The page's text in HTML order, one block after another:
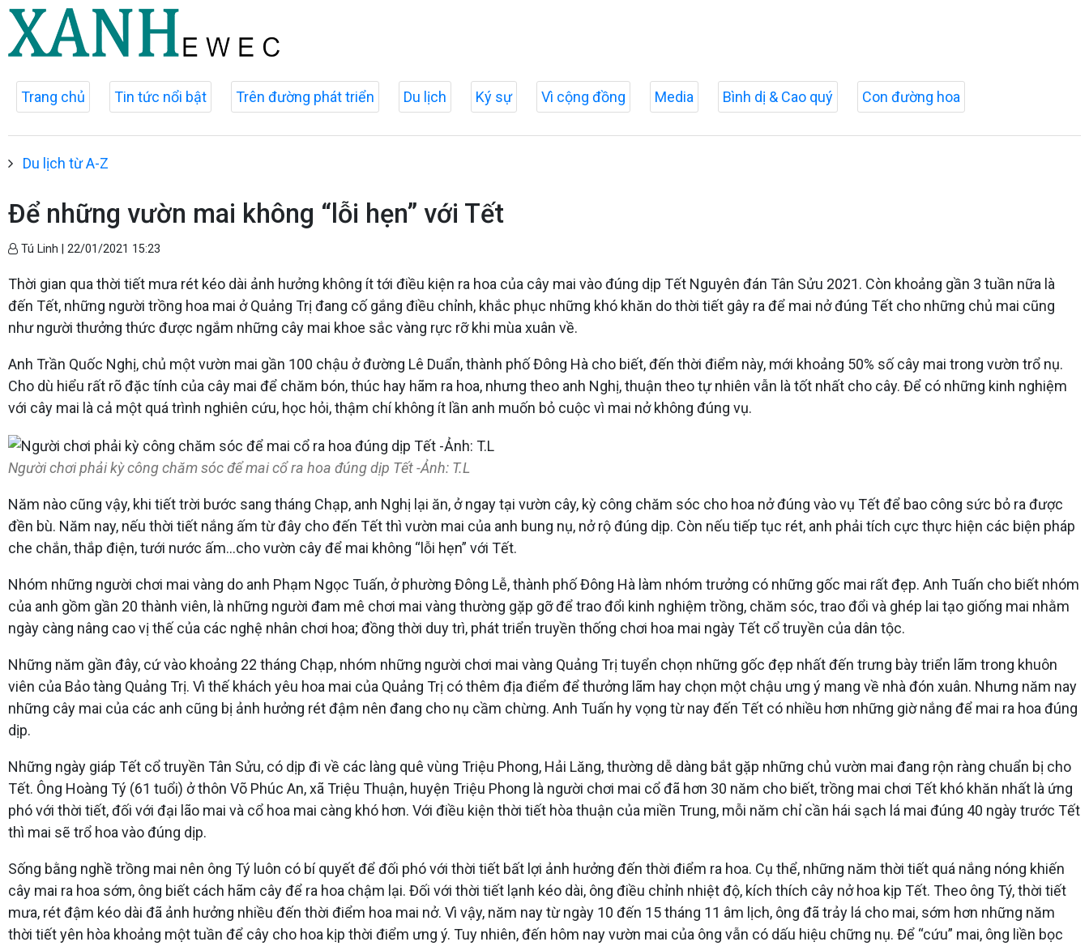
Trang chủ Tin tức nổi bật Trên đường phát triển Du lịch Ký sự Vì cộng đồng Media Bình dị & Cao quý Con đường hoa
Du lịch từ A-Z
Để những vườn mai không “lỗi hẹn” với Tết
Tú Linh | 22/01/2021 15:23
Thời gian qua thời tiết mưa rét kéo dài ảnh hưởng không ít tới điều kiện ra hoa của cây mai vào đúng dịp Tết Nguyên đán Tân Sửu 2021. Còn khoảng gần 3 tuần nữa là
đến Tết, những người trồng hoa mai ở Quảng Trị đang cố gắng điều chỉnh, khắc phục những khó khăn do thời tiết gây ra để mai nở đúng Tết cho những chủ mai cũng
như người thưởng thức được ngắm những cây mai khoe sắc vàng rực rỡ khi mùa xuân về.
Anh Trần Quốc Nghị, chủ một vườn mai gần 100 chậu ở đường Lê Duẩn, thành phố Đông Hà cho biết, đến thời điểm này, mới khoảng 50% số cây mai trong vườn trổ nụ.
Cho dù hiểu rất rõ đặc tính của cây mai để chăm bón, thúc hay hãm ra hoa, nhưng theo anh Nghị, thuận theo tự nhiên vẫn là tốt nhất cho cây. Để có những kinh nghiệm
với cây mai là cả một quá trình nghiên cứu, học hỏi, thậm chí không ít lần anh muốn bỏ cuộc vì mai nở không đúng vụ.
Người chơi phải kỳ công chăm sóc để mai cổ ra hoa đúng dịp Tết -Ảnh: T.L​
Năm nào cũng vậy, khi tiết trời bước sang tháng Chạp, anh Nghị lại ăn, ở ngay tại vườn cây, kỳ công chăm sóc cho hoa nở đúng vào vụ Tết để bao công sức bỏ ra được
đền bù. Năm nay, nếu thời tiết nắng ấm từ đây cho đến Tết thì vườn mai của anh bung nụ, nở rộ đúng dịp. Còn nếu tiếp tục rét, anh phải tích cực thực hiện các biện pháp
che chắn, thắp điện, tưới nước ấm…cho vườn cây để mai không “lỗi hẹn” với Tết.
Nhóm những người chơi mai vàng do anh Phạm Ngọc Tuấn, ở phường Đông Lễ, thành phố Đông Hà làm nhóm trưởng có những gốc mai rất đẹp. Anh Tuấn cho biết nhóm
của anh gồm gần 20 thành viên, là những người đam mê chơi mai vàng thường gặp gỡ để trao đổi kinh nghiệm trồng, chăm sóc, trao đổi và ghép lai tạo giống mai nhằm
ngày càng nâng cao vị thế của các nghệ nhân chơi hoa; đồng thời duy trì, phát triển truyền thống chơi hoa mai ngày Tết cổ truyền của dân tộc.
Những năm gần đây, cứ vào khoảng 22 tháng Chạp, nhóm những người chơi mai vàng Quảng Trị tuyển chọn những gốc đẹp nhất đến trưng bày triển lãm trong khuôn
viên của Bảo tàng Quảng Trị. Vì thế khách yêu hoa mai của Quảng Trị có thêm địa điểm để thưởng lãm hay chọn một chậu ưng ý mang về nhà đón xuân. Nhưng năm nay
những cây mai của các anh cũng bị ảnh hưởng rét đậm nên đang cho nụ cầm chừng. Anh Tuấn hy vọng từ nay đến Tết có nhiều hơn những giờ nắng để mai ra hoa đúng
dịp.
Những ngày giáp Tết cổ truyền Tân Sửu, có dịp đi về các làng quê vùng Triệu Phong, Hải Lăng, thường dễ dàng bắt gặp những chủ vườn mai đang rộn ràng chuẩn bị cho
Tết. Ông Hoàng Tý (61 tuổi) ở thôn Võ Phúc An, xã Triệu Thuận, huyện Triệu Phong là người chơi mai cổ đã hơn 30 năm cho biết, trồng mai chơi Tết khó khăn nhất là ứng
phó với thời tiết, đối với đại lão mai và cổ hoa mai càng khó hơn. Với điều kiện thời tiết hòa thuận của miền Trung, mỗi năm chỉ cần hái sạch lá mai đúng 40 ngày trước Tết
thì mai sẽ trổ hoa vào đúng dịp.
Sống bằng nghề trồng mai nên ông Tý luôn có bí quyết để đối phó với thời tiết bất lợi ảnh hưởng đến thời điểm ra hoa. Cụ thể, những năm thời tiết quá nắng nóng khiến
cây mai ra hoa sớm, ông biết cách hãm cây để ra hoa chậm lại. Đối với thời tiết lạnh kéo dài, ông điều chỉnh nhiệt độ, kích thích cây nở hoa kịp Tết. Theo ông Tý, thời tiết
mưa, rét đậm kéo dài đã ảnh hưởng nhiều đến thời điểm hoa mai nở. Vì vậy, năm nay từ ngày 10 đến 15 tháng 11 âm lịch, ông đã trảy lá cho mai, sớm hơn những năm
thời tiết yên hòa khoảng một tuần để cây cho hoa kịp thời điểm ưng ý. Tuy nhiên, đến hôm nay vườn mai của ông vẫn có dấu hiệu chững nụ. Để “cứu” mai, ông liền bọc